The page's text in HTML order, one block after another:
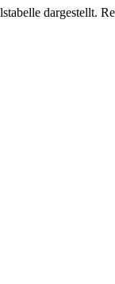
dargestellt.